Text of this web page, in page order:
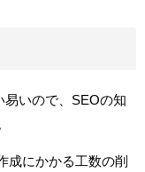
易いので、SEOの知
成にかかる工数の削